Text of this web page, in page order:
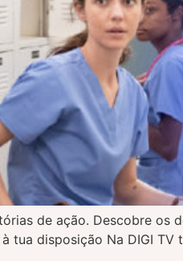
de ação. Descobre os
disposição Na DIGI